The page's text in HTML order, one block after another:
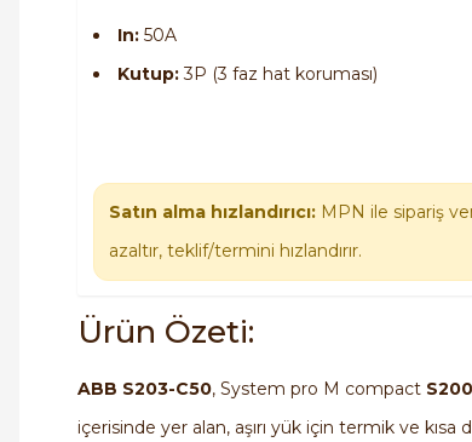
In:50A
Kutup:3P (3 faz hat koruması)
Satın alma hızlandırıcı: MPN ile sipariş
azaltır, teklif/termini hızlandırır.
Ürün Özeti:
ABB S203-C50, System pro M compact S200
içerisinde yer alan, aşırı yük için termik ve kısa